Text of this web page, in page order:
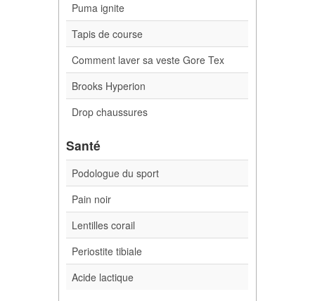
Puma ignite
Tapis de course
Comment laver sa veste Gore Tex
Brooks Hyperion
Drop chaussures
Santé
Podologue du sport
Pain noir
Lentilles corail
Periostite tibiale
Acide lactique